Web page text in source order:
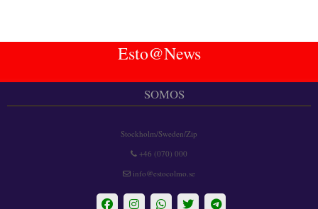
Esto@News
SOMOS
Stockholm/Sweden/Zip
+46 (070) 000
info@estocolmo.se